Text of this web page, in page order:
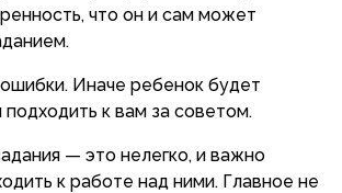
что он и сам может
Иначе ребенок будет
подходить к вам за советом.
— это нелегко, и важно
к работе над ними. Главное не